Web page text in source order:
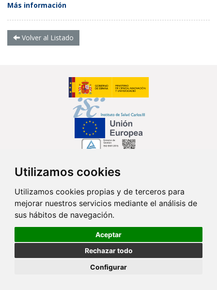
Utilizamos cookies
Utilizamos cookies propias y de terceros para
mejorar nuestros servicios mediante el análisis de
sus hábitos de navegación.
Aceptar
Rechazar todo
Configurar
Más información
Volver al Listado
Síguenos en...
Contacto
Av. Monforte de Lemos, 3-5. Pabellón 11. Planta 0 28029 Madrid
info@ciberisciii.es
Política de Privacidad
| Portal de Transparencia